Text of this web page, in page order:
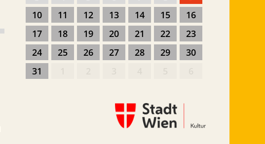
10
11 12 13 14 15
16
17
18 19 20 21 22
23
24
25 26 27 28 29
30
31